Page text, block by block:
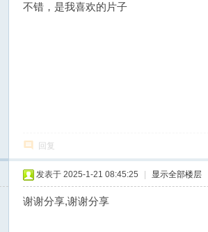
不错，是我喜欢的片子
回复
发表于 2025-1-21 08:45:25 显示全部楼层
谢谢分享,谢谢分享